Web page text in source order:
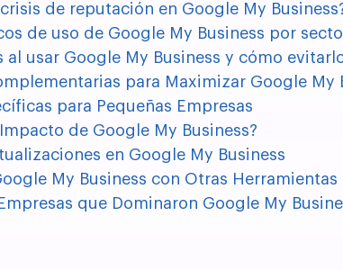
de reputación en Google My
de uso de Google My Business por
al usar Google My Business y cómo
para Maximizar Google My
para Pequeñas Empresas
de Google My Business?
en Google My Business
My Business con Otras
que Dominaron Google My